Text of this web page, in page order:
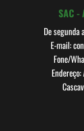
SAC
De segunda
E-mail:
Fone/